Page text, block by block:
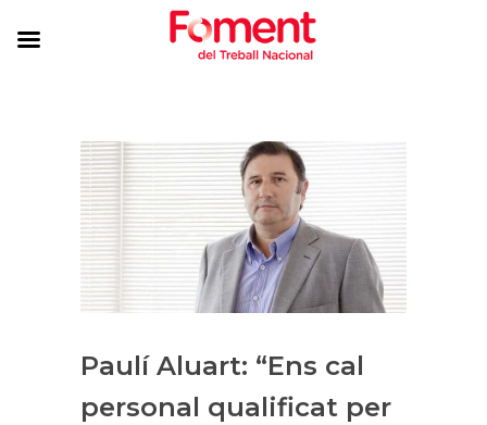
Paulí Aluart: “Ens cal
personal qualificat per